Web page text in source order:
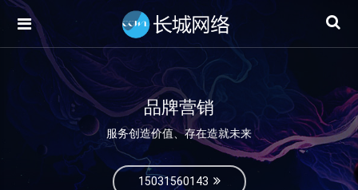
品牌营销
服务创造价值、存在造就未来
15031560143